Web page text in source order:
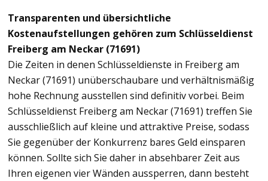
Transparenten und übersichtliche
Kostenaufstellungen gehören zum Schlüsseldienst
Freiberg am Neckar (71691)
Die Zeiten in denen Schlüsseldienste in Freiberg am
Neckar (71691) unüberschaubare und verhältnismäßig
hohe Rechnung ausstellen sind definitiv vorbei. Beim
Schlüsseldienst Freiberg am Neckar (71691) treffen Sie
ausschließlich auf kleine und attraktive Preise, sodass
Sie gegenüber der Konkurrenz bares Geld einsparen
können. Sollte sich Sie daher in absehbarer Zeit aus
Ihren eigenen vier Wänden aussperren, dann besteht